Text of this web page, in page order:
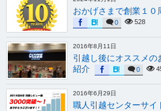
おかげさまで創業１０
0 528
2016年8月11日
引越し後にオススメ
紹介
0
2016年6月29日
職人引越センターサイ